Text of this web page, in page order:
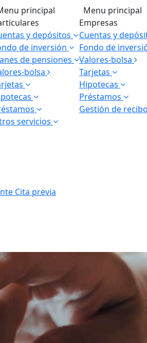
principal
y depósitos
de inversión
de pensiones
bolsa
servicios
Menu principal
Empresas
Cuentas y
Fondo de
Valores-bolsa
Tarjetas
Hipotecas
Préstamos
Gestión de
Cita previa